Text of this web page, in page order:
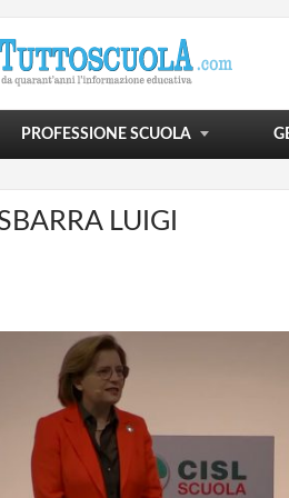
PROFESSIONE SCUOLA
POLITICA SCOLASTICA
VIVERE LA SCUOLA
SCUOLA E OLTRE
LUIGI